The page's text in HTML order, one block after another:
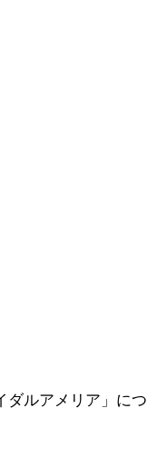
ダルアメリア」につ